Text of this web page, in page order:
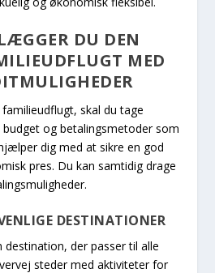
DU DEN
MED
skal du tage
og betalingsmetoder som
dig med at sikre en god
pres. Du kan samtidig drage
DESTINATIONER
der passer til alle
steder med aktiviteter for